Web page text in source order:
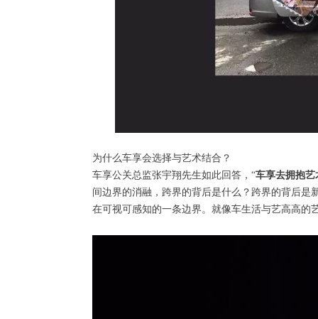
为什么车享会选择与艺术结合？
车享公关总监张宇翔先生如此回答，“车享去拥抱
间边界的消融，跨界的背后是什么？跨界的背后
在可视可感知的一条边界。就像车生活与艺高高的